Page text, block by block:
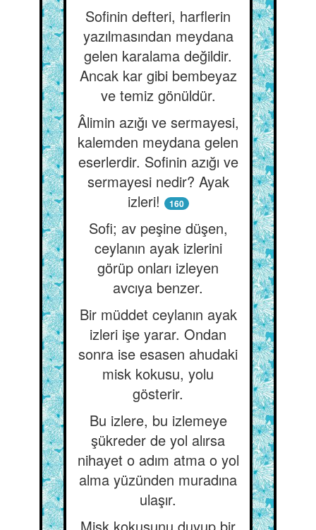
Sofinin defteri, harflerin
yazılmasından meydana
gelen karalama değildir.
Ancak kar gibi bembeyaz
ve temiz gönüldür.
Âlimin azığı ve sermayesi,
kalemden meydana gelen
eserlerdir. Sofinin azığı ve
sermayesi nedir? Ayak
izleri!
160
Sofi; av peşine düşen,
ceylanın ayak izlerini
görüp onları izleyen
avcıya benzer.
Bir müddet ceylanın ayak
izleri işe yarar. Ondan
sonra ise esasen ahudaki
misk kokusu, yolu
gösterir.
Bu izlere, bu izlemeye
şükreder de yol alırsa
nihayet o adım atma o yol
alma yüzünden muradına
ulaşır.